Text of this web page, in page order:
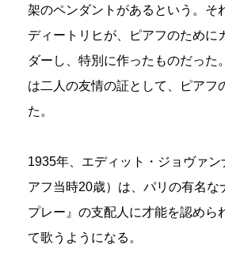
架のペンダントがあるという。そ
ディートリヒが、ピアフのために
ダーし、特別に作ったものだった
は二人の友情の証として、ピアフ
た。
1935年、エディット・ジョヴァ
アフ当時20歳）は、パリの有名な
プレー』の支配人に才能を認めら
て歌うようになる。